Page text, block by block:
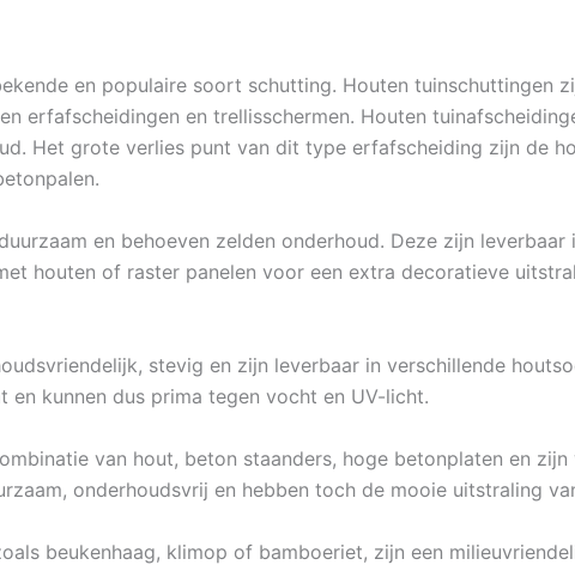
en populaire soort schutting. Houten tuinschuttingen
erfafscheidingen en trellisschermen. Houten
Het grote verlies punt van dit type erfafscheiding zijn de
en behoeven zelden onderhoud. Deze zijn leverbaar
houten of raster panelen voor een extra decoratieve
stevig en zijn leverbaar in verschillende
kunnen dus prima tegen vocht en UV-licht.
van hout, beton staanders, hoge betonplaten en
onderhoudsvrij en hebben toch de mooie uitstraling
beukenhaag, klimop of bamboeriet, zijn een